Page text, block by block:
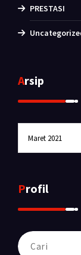
PRESTASI
Arsip
Profil
Pencarian
untuk: